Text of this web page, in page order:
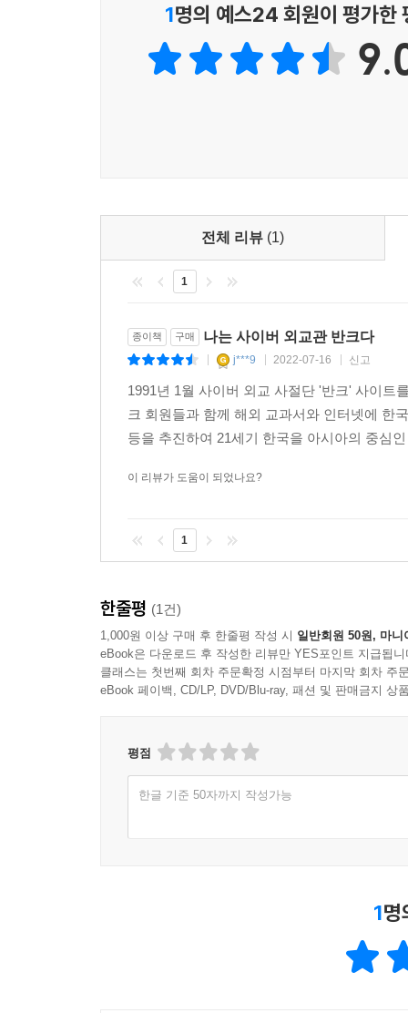
1명의 예스24 회원이 평가한
전체 리뷰 (1)
1
종이책 구매 나는 사이버 외교관 반크다
j***9 2022-07-16 신고
1991년 1월 사이버 외교 사절단 '반크' 사이트
크 회원들과 함께 해외 교과서와 인터넷에 한
등을 추진하여 21세기 한국을 아시아의 중심
이 리뷰가 도움이 되었나요?
1
한줄평 (1건)
1,000원 이상 구매 후 한줄평 작성 시 일반회원 50원, 마니
eBook은 다운로드 후 작성한 리뷰만 YES포인트 지급됩니
클래스는 첫번째 회차 주문확정 시점부터 마지막 회차 주
eBook 페이백, CD/LP, DVD/Blu-ray, 패션 및 판매금지 상
평점
한글 기준 50자까지 작성가능
1명